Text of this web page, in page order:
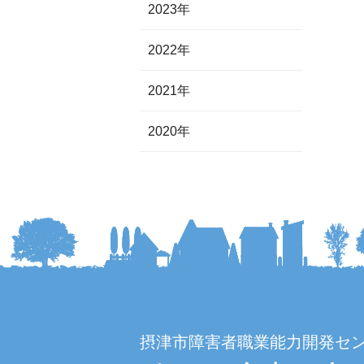
2023年
2022年
2021年
2020年
摂津市障害者職業能力開発セ